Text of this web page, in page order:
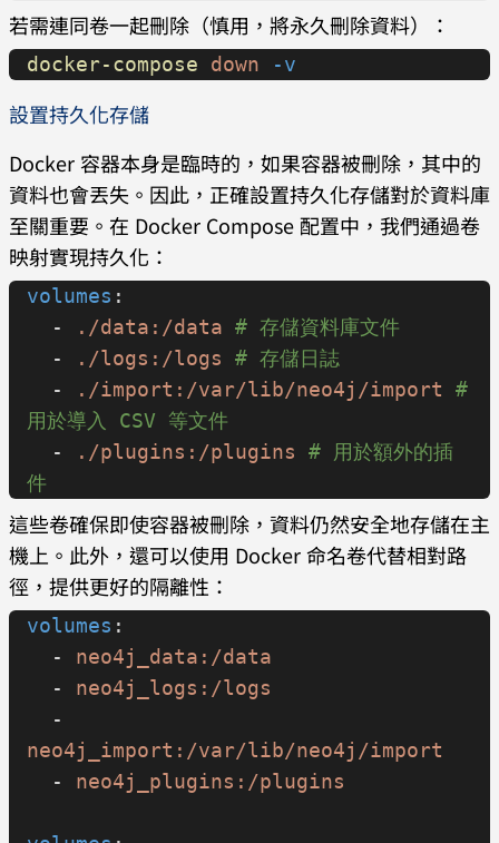
若需連同卷一起刪除（慎用，將永久刪除資料）：
docker-compose down -v
設置持久化存儲
Docker 容器本身是臨時的，如果容器被刪除，其中的
資料也會丟失。因此，正確設置持久化存儲對於資料庫
至關重要。在 Docker Compose 配置中，我們通過卷
映射實現持久化：
volumes :
  -
./data:/data # 存儲資料庫文件
  -
./logs:/logs # 存儲日誌
  -
./import:/var/lib/neo4j/import #
用於導入 CSV 等文件
  -
./plugins:/plugins # 用於額外的插
件
這些卷確保即使容器被刪除，資料仍然安全地存儲在主
機上。此外，還可以使用 Docker 命名卷代替相對路
徑，提供更好的隔離性：
volumes :
  -
neo4j_data:/data
  -
neo4j_logs:/logs
neo4j_import:/var/lib/neo4j/import
  -
neo4j_plugins:/plugins